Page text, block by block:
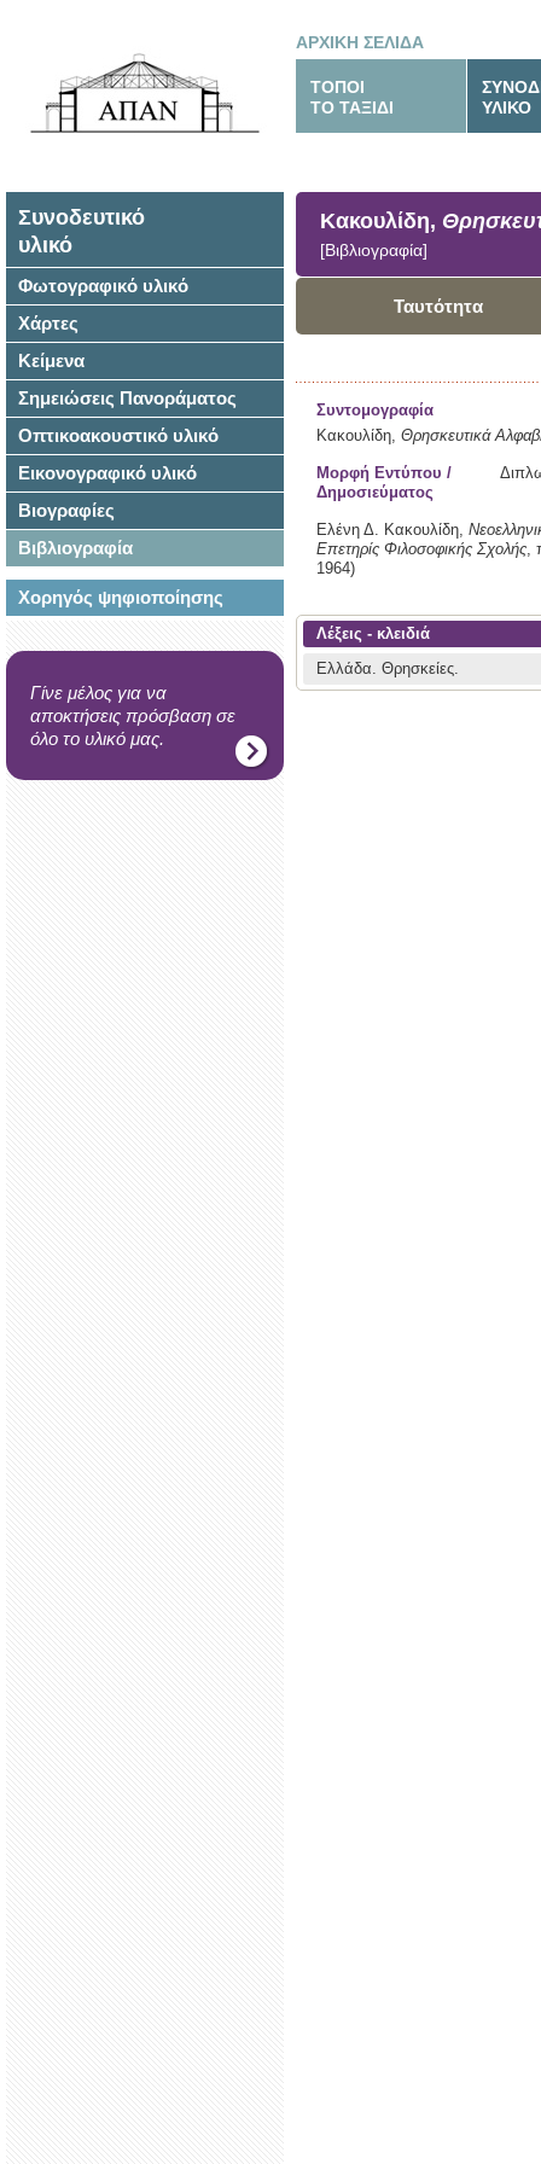
ΑΡΧΙΚΗ ΣΕΛΙΔΑ
ΤΟΠΟΙ
ΤΟ ΤΑΞΙΔΙ
ΥΛΙΚΟ
Συνοδευτικό
υλικό
Φωτογραφικό υλικό
Χάρτες
Κείμενα
Σημειώσεις Πανοράματος
Οπτικοακουστικό υλικό
Εικονογραφικό υλικό
Βιογραφίες
Βιβλιογραφία
Χορηγός ψηφιοποίησης
Γίνε μέλος για να
αποκτήσεις πρόσβαση σε
όλο το υλικό μας.
Κακουλίδη,
[Βιβλιογραφία]
Ταυτότητα
Συντομογραφία
Κακουλίδη, Θρησκευτικά
Μορφή Εντύπου /
Δημοσιεύματος
Ελένη Δ. Κακουλίδη,
Επετηρίς Φιλοσοφικής Σχολής,
1964)
Λέξεις - κλειδιά
Ελλάδα. Θρησκείες.